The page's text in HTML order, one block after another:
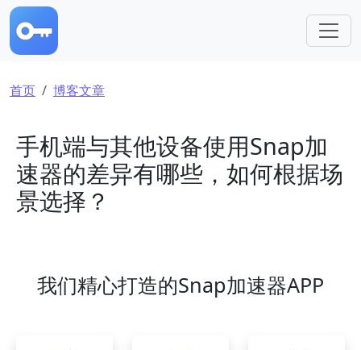
跳转到主要内容
面包屑
首页 博客文章
手机端与其他设备使用Snap加
速器的差异有哪些，如何根据场
景选择？
我们精心打造的Snap加速器APP